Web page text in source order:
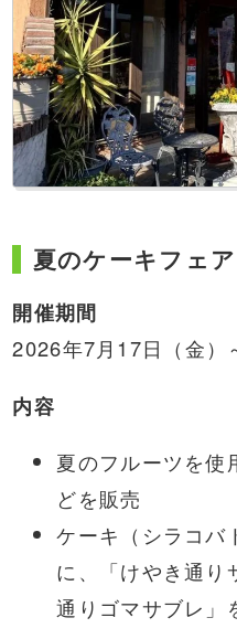
夏のケーキフェ
開催期間
2026年7月17日（金）
内容
夏のフルーツを使
どを販売
ケーキ（シラコバ
に、「けやき通り
通りゴマサブレ」